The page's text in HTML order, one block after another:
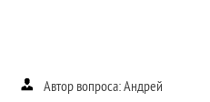
Автор вопроса: Андрей